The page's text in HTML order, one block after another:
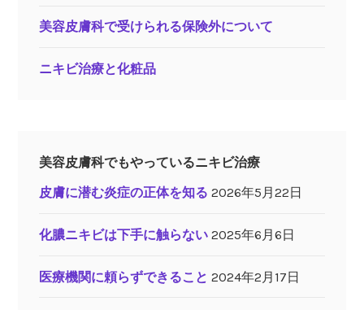
美容皮膚科で受けられる保険外について
ニキビ治療と化粧品
美容皮膚科でもやっているニキビ治療
皮膚に潜む炎症の正体を知る 2026年5月22日
化膿ニキビは下手に触らない 2025年6月6日
医療機関に頼らずできること 2024年2月17日